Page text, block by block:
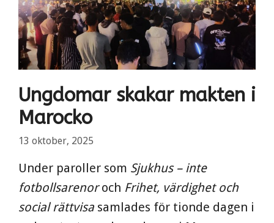
Ungdomar skakar makten i
Marocko
13 oktober, 2025
Under paroller som Sjukhus – inte
fotbollsarenoroch Frihet, värdighet och
social rättvisa samlades för tionde dagen i